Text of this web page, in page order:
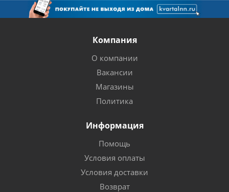
Компания
О компании
Вакансии
Магазины
Политика
Информация
Помощь
Условия оплаты
Условия доставки
Возврат